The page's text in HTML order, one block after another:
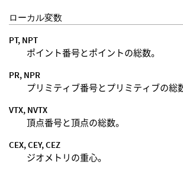
ローカル変数
PT, NPT
ポイント番号とポイントの総数。
PR, NPR
プリミティブ番号とプリミティブの総
VTX, NVTX
頂点番号と頂点の総数。
CEX, CEY, CEZ
ジオメトリの重心。